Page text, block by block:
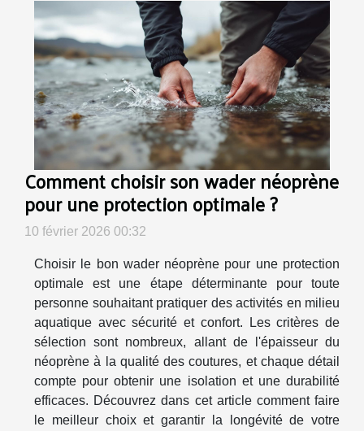
Comment choisir son wader néoprène
pour une protection optimale ?
10 février 2026 00:32
Choisir le bon wader néoprène pour une protection
optimale est une étape déterminante pour toute
personne souhaitant pratiquer des activités en milieu
aquatique avec sécurité et confort. Les critères de
sélection sont nombreux, allant de l'épaisseur du
néoprène à la qualité des coutures, et chaque détail
compte pour obtenir une isolation et une durabilité
efficaces. Découvrez dans cet article comment faire
le meilleur choix et garantir la longévité de votre